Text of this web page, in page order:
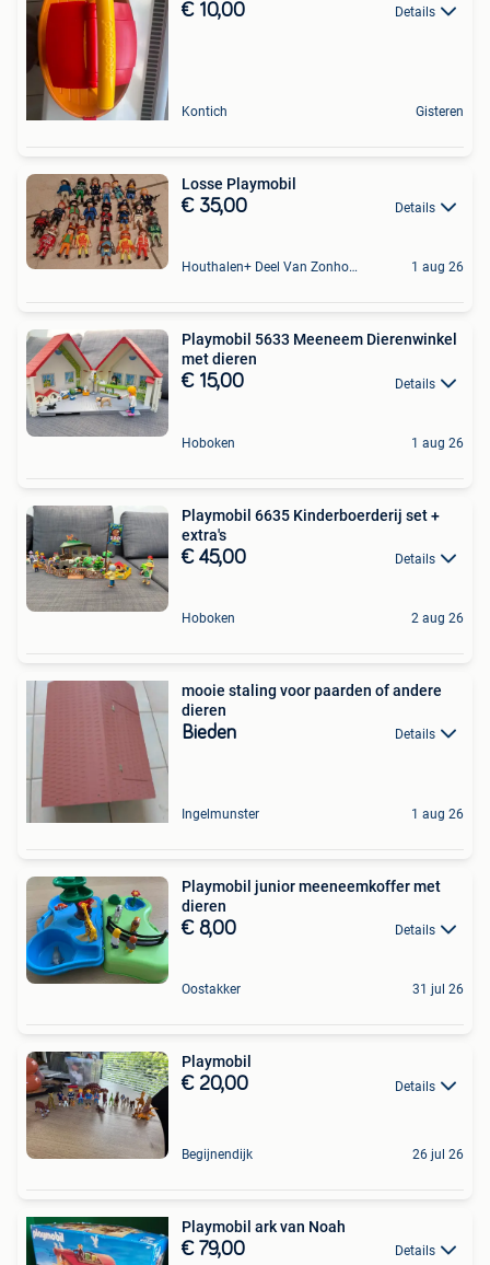
€ 10,00 Details
Kontich Gisteren
Losse Playmobil
€ 35,00 Details
Houthalen+ Deel Van Zonhoven En Zolder 1 aug 26
Playmobil 5633 Meeneem Dierenwinkel
met dieren
€ 15,00 Details
Hoboken 1 aug 26
Playmobil 6635 Kinderboerderij set +
extra's
€ 45,00 Details
Hoboken 2 aug 26
mooie staling voor paarden of andere
dieren
Bieden Details
Ingelmunster 1 aug 26
Playmobil junior meeneemkoffer met
dieren
€ 8,00 Details
Oostakker 31 jul 26
Playmobil
€ 20,00 Details
Begijnendijk 26 jul 26
Playmobil ark van Noah
€ 79,00 Details